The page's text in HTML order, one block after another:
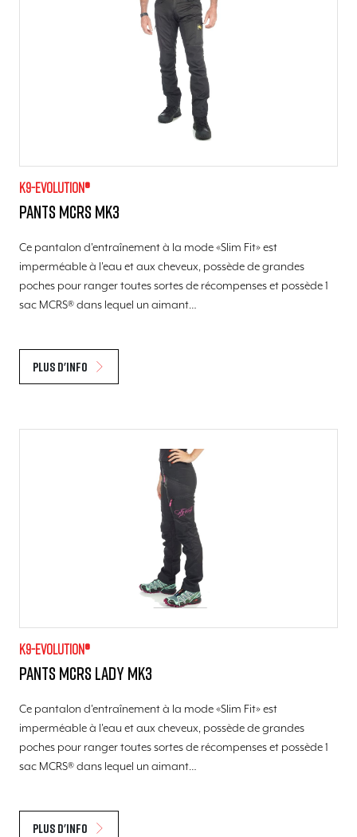
K9-evolution®
Pants MCRS MK3
Ce pantalon d'entraînement à la mode «Slim Fit» est
imperméable à l'eau et aux cheveux, possède de grandes
poches pour ranger toutes sortes de récompenses et possède 1
sac MCRS® dans lequel un aimant…
Plus d'info
K9-evolution®
Pants MCRS Lady MK3
Ce pantalon d'entraînement à la mode «Slim Fit» est
imperméable à l'eau et aux cheveux, possède de grandes
poches pour ranger toutes sortes de récompenses et possède 1
sac MCRS® dans lequel un aimant…
Plus d'info